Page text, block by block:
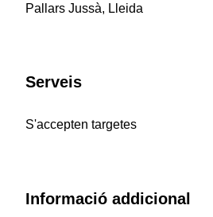
Pallars Jussà, Lleida
Serveis
S'accepten targetes
Informació addicional